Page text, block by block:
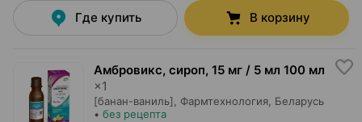
Где купить В корзину
Амбровикс, сироп, 15 мг / 5 мл 100 мл
×1
[банан-ваниль], Фармтехнология, Беларусь
• без рецепта